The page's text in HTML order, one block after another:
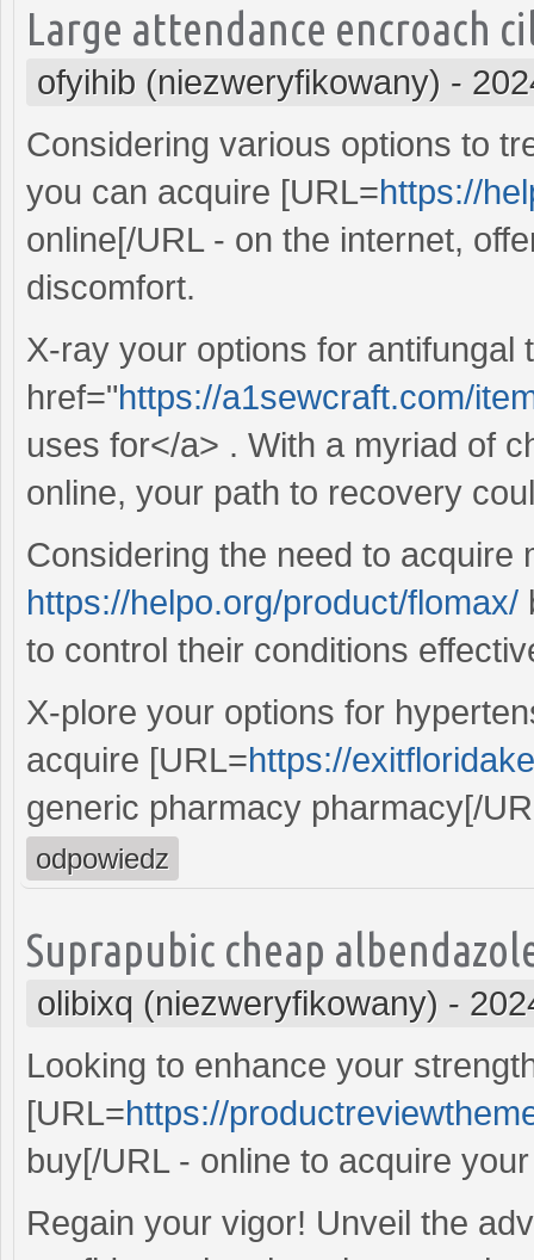
Large attendance encroach
ofyihib (niezweryfikowany) -
Considering various options to
you can acquire [URL=https://
online[/URL - on the internet,
discomfort.
X-ray your options for antifungal
href="https://a1sewcraft.com/
uses for</a> . With a myriad of
online, your path to recovery
Considering the need to acquire
https://helpo.org/product/flomax/
to control their conditions
X-plore your options for
acquire [URL=https://
generic pharmacy pharmacy[/
odpowiedz
Suprapubic cheap
olibixq (niezweryfikowany) -
Looking to enhance your
[URL=https://
buy[/URL - online to acquire
Regain your vigor! Unveil the